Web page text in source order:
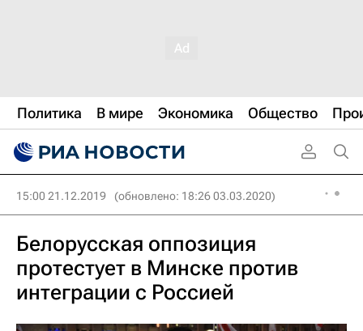
Политика В мире Экономика Общество
15:00 21.12.2019 (обновлено: 18:26 03.03.2020)
Белорусская оппозиция
протестует в Минске против
интеграции с Россией